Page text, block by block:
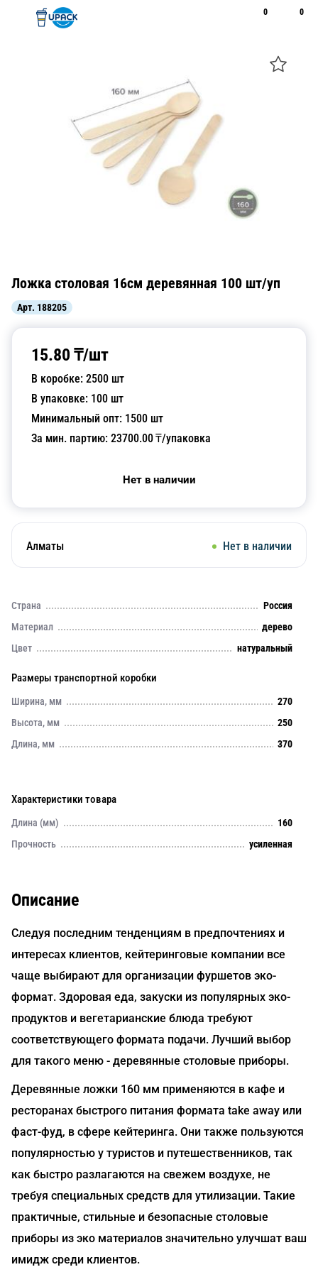
0 0
Ложка столовая 16см деревянная 100 шт/уп
Арт. 188205
15.80 ₸/шт
В коробке: 2500 шт
В упаковке: 100 шт
Минимальный опт: 1500 шт
За мин. партию: 23700.00₸/упаковка
Нет в наличии
Алматы Нет в наличии
Страна
Россия
Материал
дерево
Цвет
натуральный
Размеры транспортной коробки
Ширина, мм
270
Высота, мм
250
Длина, мм
370
Характеристики товара
Длина (мм)
160
Прочность
усиленная
Описание
Следуя последним тенденциям в предпочтениях и
интересах клиентов, кейтеринговые компании все
чаще выбирают для организации фуршетов эко-
формат. Здоровая еда, закуски из популярных эко-
продуктов и вегетарианские блюда требуют
соответствующего формата подачи. Лучший выбор
для такого меню - деревянные столовые приборы.
Деревянные ложки 160 мм применяются в кафе и
ресторанах быстрого питания формата take away или
фаст-фуд, в сфере кейтеринга. Они также пользуются
популярностью у туристов и путешественников, так
как быстро разлагаются на свежем воздухе, не
требуя специальных средств для утилизации. Такие
практичные, стильные и безопасные столовые
приборы из эко материалов значительно улучшат ваш
имидж среди клиентов.